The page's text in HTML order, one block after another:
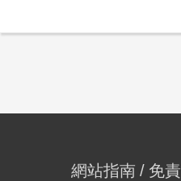
網站指南 免